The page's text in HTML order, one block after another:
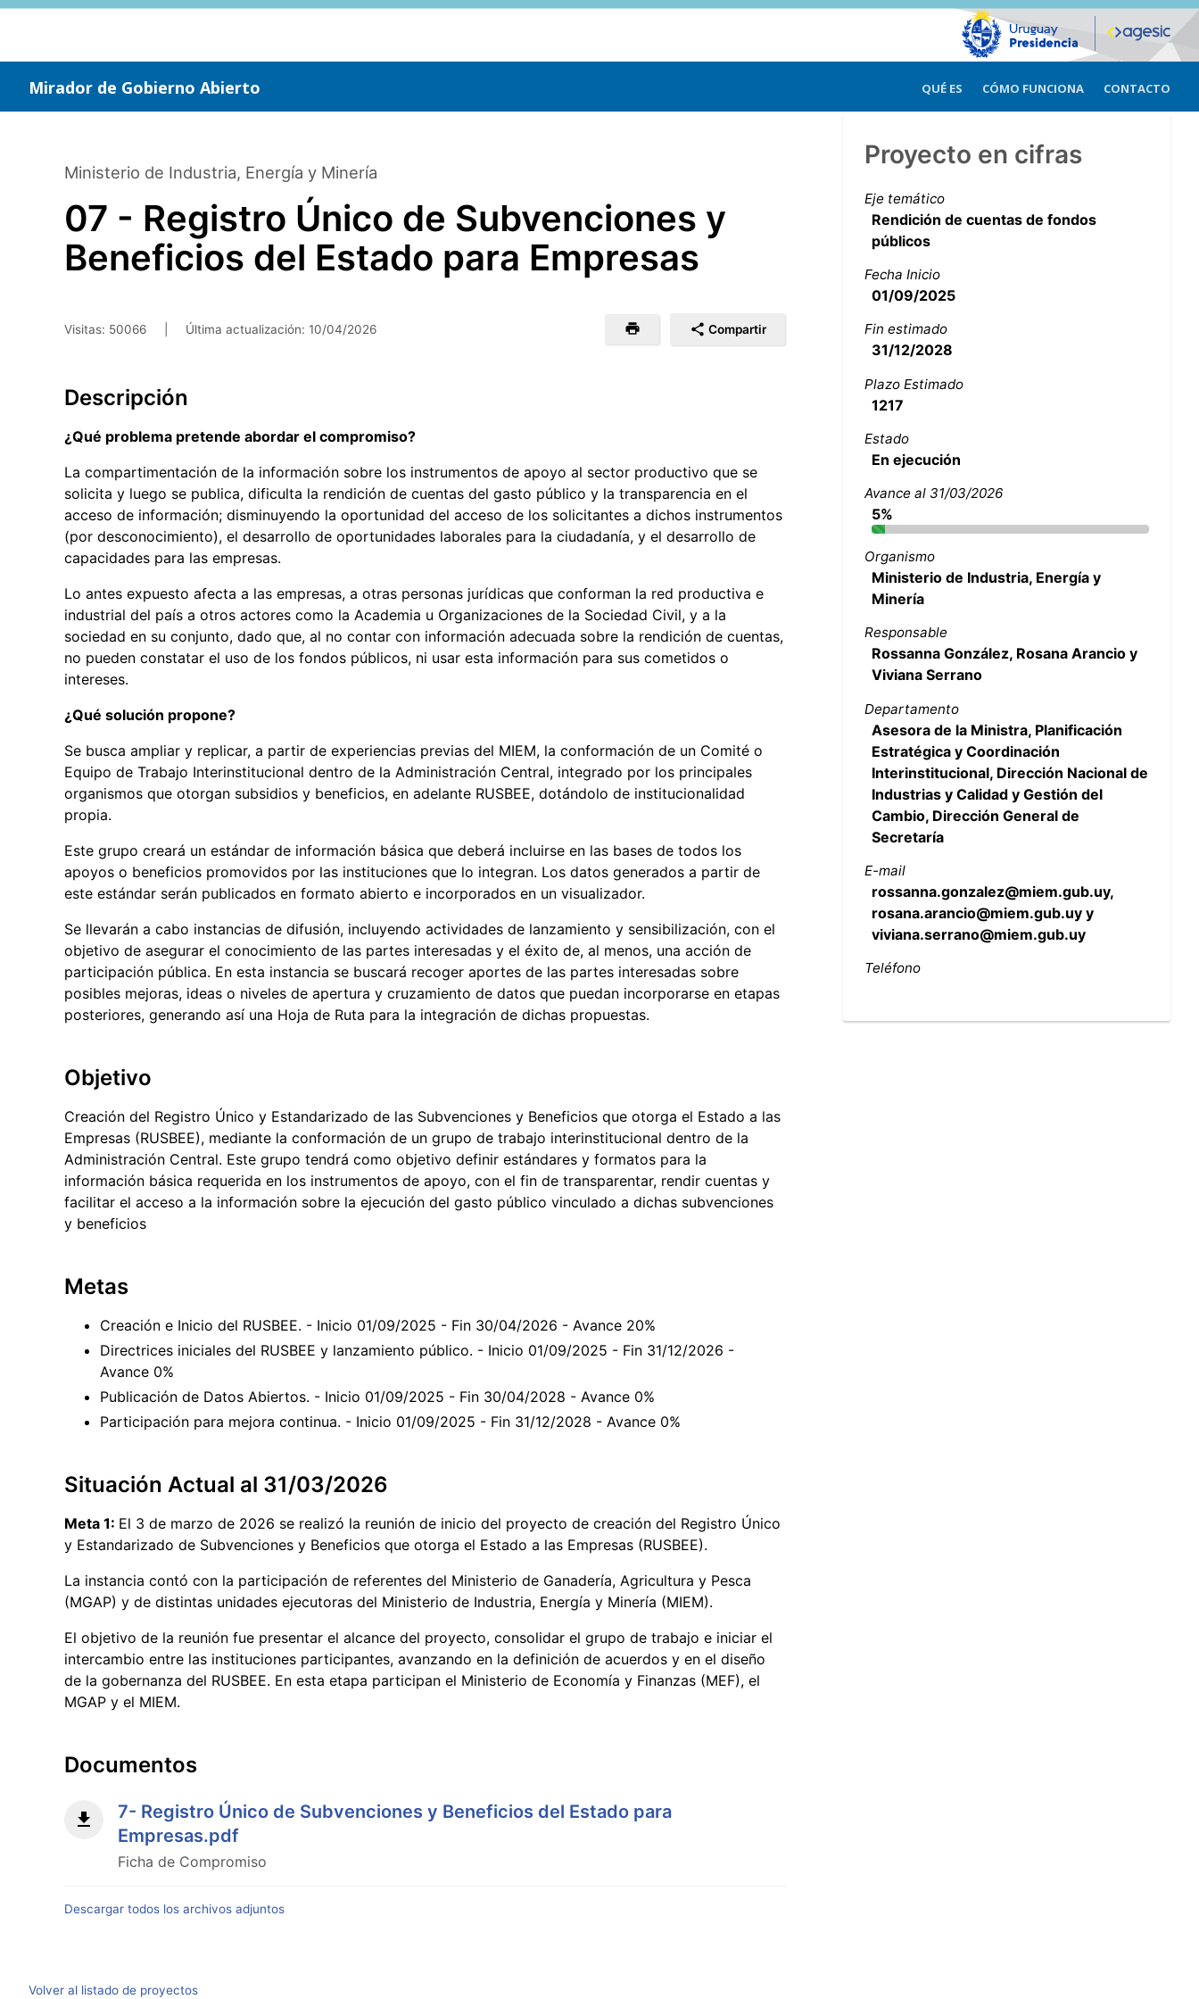
Saltar
Mirador de Gobierno Abierto QUÉ ES CÓMO FUNCIONA CONTACTO
Ministerio de Industria, Energía y Minería
07 - Registro Único de Subvenciones y
Beneficios del Estado para Empresas
Visitas: 50066 Última actualización: 10/04/2026 Compartir
Descripción
¿Qué problema pretende abordar el compromiso?
La compartimentación de la información sobre los instrumentos de apoyo al sector productivo que se
solicita y luego se publica, dificulta la rendición de cuentas del gasto público y la transparencia en el
acceso de información; disminuyendo la oportunidad del acceso de los solicitantes a dichos instrumentos
(por desconocimiento), el desarrollo de oportunidades laborales para la ciudadanía, y el desarrollo de
capacidades para las empresas.
Lo antes expuesto afecta a las empresas, a otras personas jurídicas que conforman la red productiva e
industrial del país a otros actores como la Academia u Organizaciones de la Sociedad Civil, y a la
sociedad en su conjunto, dado que, al no contar con información adecuada sobre la rendición de cuentas,
no pueden constatar el uso de los fondos públicos, ni usar esta información para sus cometidos o
intereses.
¿Qué solución propone?
Se busca ampliar y replicar, a partir de experiencias previas del MIEM, la conformación de un Comité o
Equipo de Trabajo Interinstitucional dentro de la Administración Central, integrado por los principales
organismos que otorgan subsidios y beneficios, en adelante RUSBEE, dotándolo de institucionalidad
propia.
Este grupo creará un estándar de información básica que deberá incluirse en las bases de todos los
apoyos o beneficios promovidos por las instituciones que lo integran. Los datos generados a partir de
este estándar serán publicados en formato abierto e incorporados en un visualizador.
Se llevarán a cabo instancias de difusión, incluyendo actividades de lanzamiento y sensibilización, con el
objetivo de asegurar el conocimiento de las partes interesadas y el éxito de, al menos, una acción de
participación pública. En esta instancia se buscará recoger aportes de las partes interesadas sobre
posibles mejoras, ideas o niveles de apertura y cruzamiento de datos que puedan incorporarse en etapas
posteriores, generando así una Hoja de Ruta para la integración de dichas propuestas.
Objetivo
Creación del Registro Único y Estandarizado de las Subvenciones y Beneficios que otorga el Estado a las
Empresas (RUSBEE), mediante la conformación de un grupo de trabajo interinstitucional dentro de la
Administración Central. Este grupo tendrá como objetivo definir estándares y formatos para la
información básica requerida en los instrumentos de apoyo, con el fin de transparentar, rendir cuentas y
facilitar el acceso a la información sobre la ejecución del gasto público vinculado a dichas subvenciones
y beneficios
Metas
Creación e Inicio del RUSBEE. - Inicio 01/09/2025 - Fin 30/04/2026 - Avance 20%
Directrices iniciales del RUSBEE y lanzamiento público. - Inicio 01/09/2025 - Fin 31/12/2026 -
Avance 0%
Publicación de Datos Abiertos. - Inicio 01/09/2025 - Fin 30/04/2028 - Avance 0%
Participación para mejora continua. - Inicio 01/09/2025 - Fin 31/12/2028 - Avance 0%
Situación Actual al 31/03/2026
Meta 1: El 3 de marzo de 2026 se realizó la reunión de inicio del proyecto de creación del Registro Único
y Estandarizado de Subvenciones y Beneficios que otorga el Estado a las Empresas (RUSBEE).
La instancia contó con la participación de referentes del Ministerio de Ganadería, Agricultura y Pesca
(MGAP) y de distintas unidades ejecutoras del Ministerio de Industria, Energía y Minería (MIEM).
El objetivo de la reunión fue presentar el alcance del proyecto, consolidar el grupo de trabajo e iniciar el
intercambio entre las instituciones participantes, avanzando en la definición de acuerdos y en el diseño
de la gobernanza del RUSBEE. En esta etapa participan el Ministerio de Economía y Finanzas (MEF), el
MGAP y el MIEM.
Documentos
7- Registro Único de Subvenciones y Beneficios del Estado para
Empresas.pdf
Ficha de Compromiso
Descargar todos los archivos adjuntos
Proyecto en cifras
Eje temático
Rendición de cuentas de fondos
públicos
Fecha Inicio
01/09/2025
Fin estimado
31/12/2028
Plazo Estimado
1217
Estado
En ejecución
Avance al 31/03/2026
5%
Organismo
Ministerio de Industria, Energía y
Minería
Responsable
Rossanna González, Rosana Arancio y
Viviana Serrano
Departamento
Asesora de la Ministra, Planificación
Estratégica y Coordinación
Interinstitucional, Dirección Nacional de
Industrias y Calidad y Gestión del
Cambio, Dirección General de
Secretaría
E-mail
rossanna.gonzalez@miem.gub.uy,
rosana.arancio@miem.gub.uy y
viviana.serrano@miem.gub.uy
Teléfono
Volver al listado de proyectos